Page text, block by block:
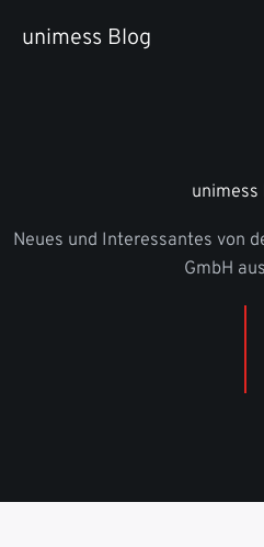
Inhaltunimess Blog
unimess
Neues und Interessantes von
GmbH